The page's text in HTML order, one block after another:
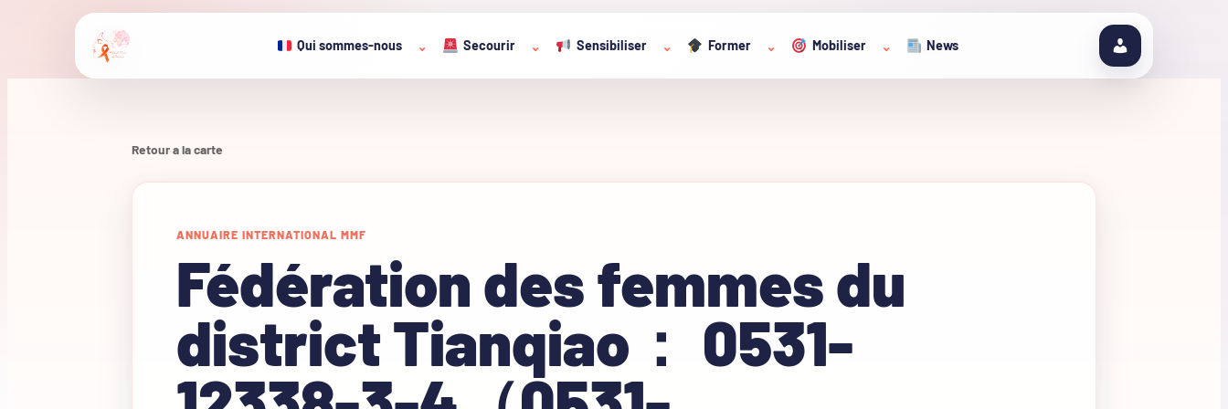
Qui sommes-nous ⌄ Secourir ⌄ Sensibiliser ⌄ Former ⌄ Mobiliser ⌄ News
Retour a la carte
ANNUAIRE INTERNATIONAL MMF
Fédération des femmes du
district Tianqiao： 0531-